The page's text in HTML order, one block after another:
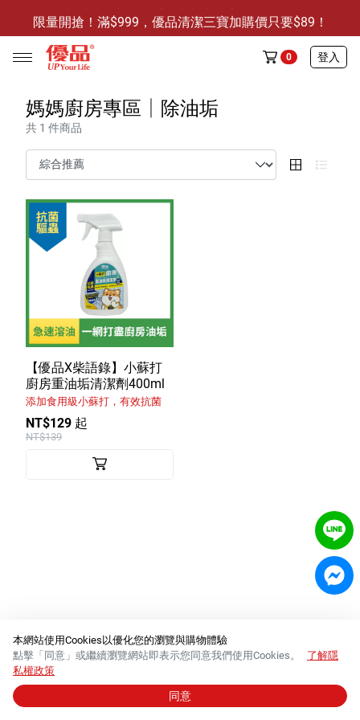
限量開搶！滿$999，優品清潔三寶加購價只要$89！
防霉清潔好幫手-任3件贈保濕抗菌洗手乳
限量開搶！滿$999，優品清潔三寶加購價只要$89！
0 登入
任選活動
商品介紹
防霉清潔好幫手(任3件，贈抗菌保濕洗手乳)
室內外除蟲專區
媽媽廚房專區
浴室清潔專區
清潔大掃除專區
會員權益
會員中心
媽媽廚房專區│除油垢
共 1 件商品
【優品X柴語錄】小蘇打
廚房重油垢清潔劑400ml
添加食用級小蘇打，有效抗菌
NT$129 起
NT$139
本網站使用Cookies以優化您的瀏覽與購物體驗
點擊「同意」或繼續瀏覽網站即表示您同意我們使用Cookies。
了解隱
私權政策
同意
© 2026 必群股份有限公司 │ 統一編號 84288554